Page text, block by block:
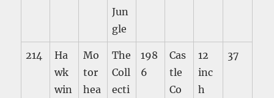
Jun
gle
214
Ha
wk
win
Mo
tor
hea
The
Coll
ecti
198
6
Cas
tle
Co
12
inc
h
37